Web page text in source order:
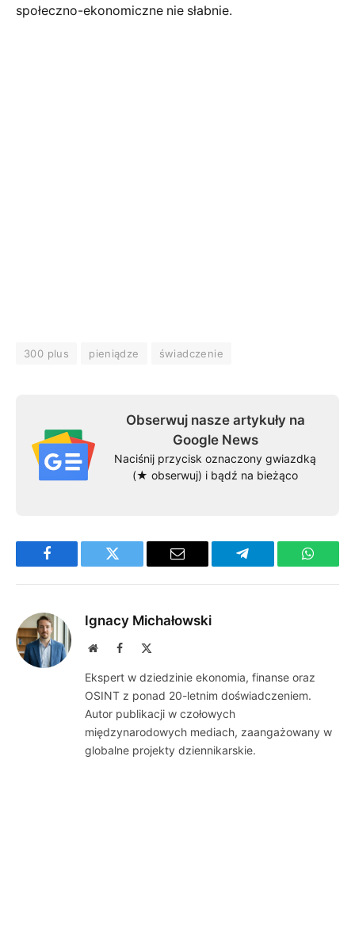
społeczno-ekonomiczne nie słabnie.
300 plus pieniądze świadczenie
Obserwuj nasze artykuły na
Google News
Naciśnij przycisk oznaczony gwiazdką
(★ obserwuj) i bądź na bieżąco
Facebook Twitter Email Telegram
Ignacy Michałowski
WebsiteFacebook
Ekspert w dziedzinie ekonomia, finanse oraz
OSINT z ponad 20-letnim doświadczeniem.
Autor publikacji w czołowych
międzynarodowych mediach, zaangażowany w
globalne projekty dziennikarskie.